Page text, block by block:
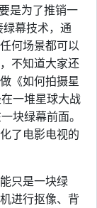
是为了推销一
幕技术，通
何场景都可以
不知道大家还
《如何拍摄星
一堆星球大战
块绿幕前面。
了电影电视的
只是一块绿
进行抠像、背